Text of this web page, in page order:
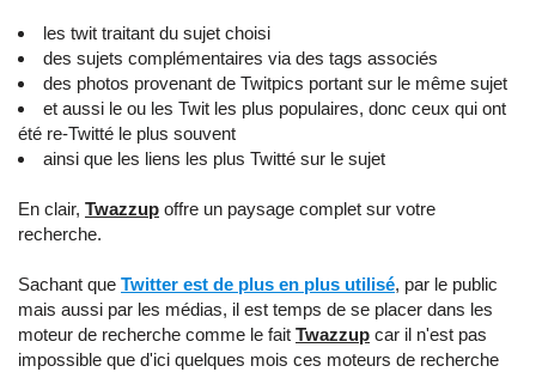
les twit traitant du sujet choisi
des sujets complémentaires via des tags associés
des photos provenant de Twitpics portant sur le même sujet
et aussi le ou les Twit les plus populaires, donc ceux qui ont
été re-Twitté le plus souvent
ainsi que les liens les plus Twitté sur le sujet
En clair, Twazzup offre un paysage complet sur votre
recherche.
Sachant que Twitter est de plus en plus utilisé, par le public
mais aussi par les médias, il est temps de se placer dans les
moteur de recherche comme le fait Twazzup car il n'est pas
impossible que d'ici quelques mois ces moteurs de recherche